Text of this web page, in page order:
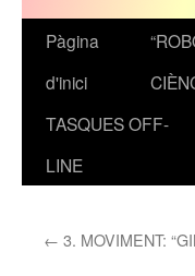
Vés
contingut
Pàgina
d'inici
TASQUES OFF-
LINE
← 3. MOVIMENT: